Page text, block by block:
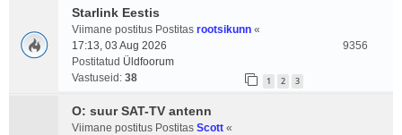
Starlink Eestis
Viimane postitus Postitas rootsikunn «
17:13, 03 Aug 2026
Postitatud Üldfoorum
Vastuseid: 38 1 2 3
9356
O: suur SAT-TV antenn
Viimane postitus Postitas Scott «